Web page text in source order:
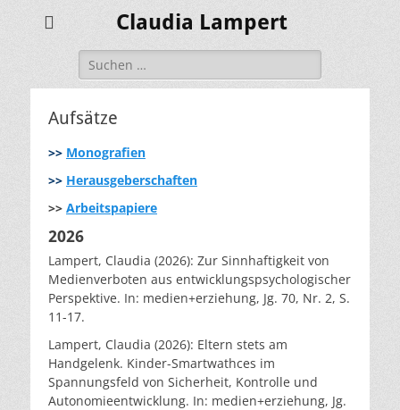
Claudia Lampert
Suchen
nach:
Aufsätze
>> Monografien
>> Herausgeberschaften
>> Arbeitspapiere
2026
Lampert, Claudia (2026): Zur Sinnhaftigkeit von
Medienverboten aus entwicklungspsychologischer
Perspektive. In: medien+erziehung, Jg. 70, Nr. 2, S.
11-17.
Lampert, Claudia (2026): Eltern stets am
Handgelenk. Kinder-Smartwathces im
Spannungsfeld von Sicherheit, Kontrolle und
Autonomieentwicklung. In: medien+erziehung, Jg.